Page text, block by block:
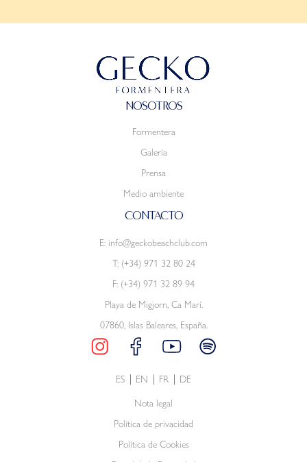
NOSOTROS
Formentera
Galería
Prensa
Medio ambiente
CONTACTO
E: info@geckobeachclub.com
T: (+34) 971 32 80 24
F: (+34) 971 32 89 94
Playa de Migjorn, Ca Marí.
07860, Islas Baleares, España.
ES EN FR
DE
Nota legal
Política de privacidad
Política de Cookies